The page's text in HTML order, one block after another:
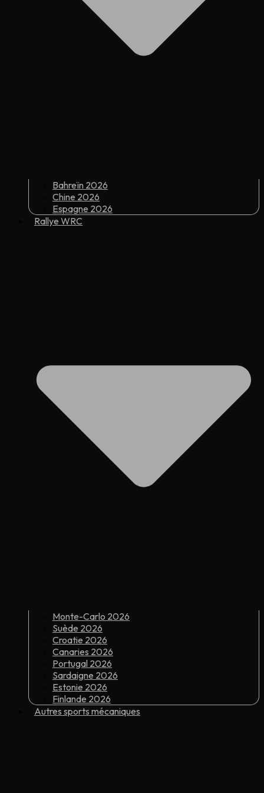
Bahreïn 2026
Chine 2026
Espagne 2026
Rallye WRC
Monte-Carlo 2026
Suède 2026
Croatie 2026
Canaries 2026
Portugal 2026
Sardaigne 2026
Estonie 2026
Finlande 2026
Autres sports mécaniques